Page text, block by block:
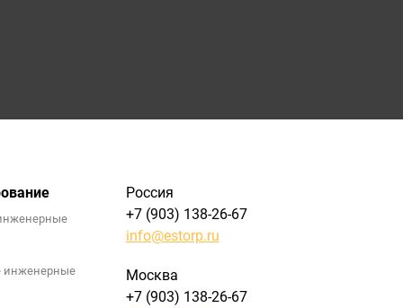
инженерные
Россия
+7 (903) 138-26-67
info@estorp.ru
Москва
+7 (903) 138-26-67